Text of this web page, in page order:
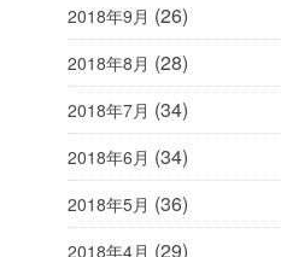
2018年9月 (26)
2018年8月 (28)
2018年7月 (34)
2018年6月 (34)
2018年5月 (36)
2018年4月 (29)